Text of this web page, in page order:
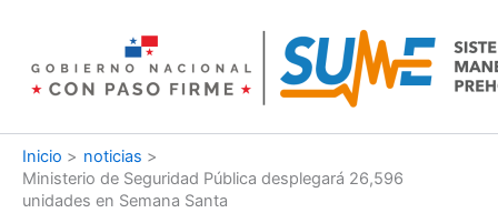
contenido
Inicio
noticias
Ministerio de Seguridad Pública desplegará 26,596
unidades en Semana Santa